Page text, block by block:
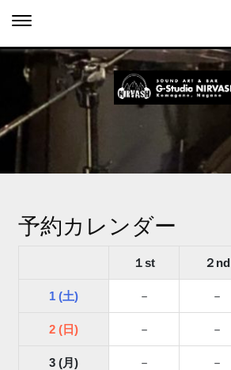
予約カレンダー
１st ２nd
1 (土) － －
2 (日) － －
3 (月) － －